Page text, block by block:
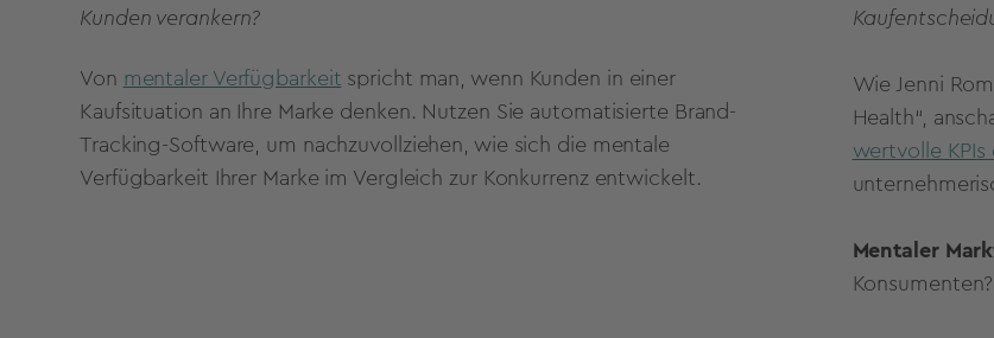
Kunden verankern?
Von mentaler Verfügbarkeit spricht man, wenn Kunden in einer
Kaufsituation an Ihre Marke denken. Nutzen Sie automatisierte Brand-
Tracking-Software, um nachzuvollziehen, wie sich die mentale
Verfügbarkeit Ihrer Marke im Vergleich zur Konkurrenz entwickelt.
Wie Jenni
Health“,
wertvolle
Mentaler
Konsumenten?